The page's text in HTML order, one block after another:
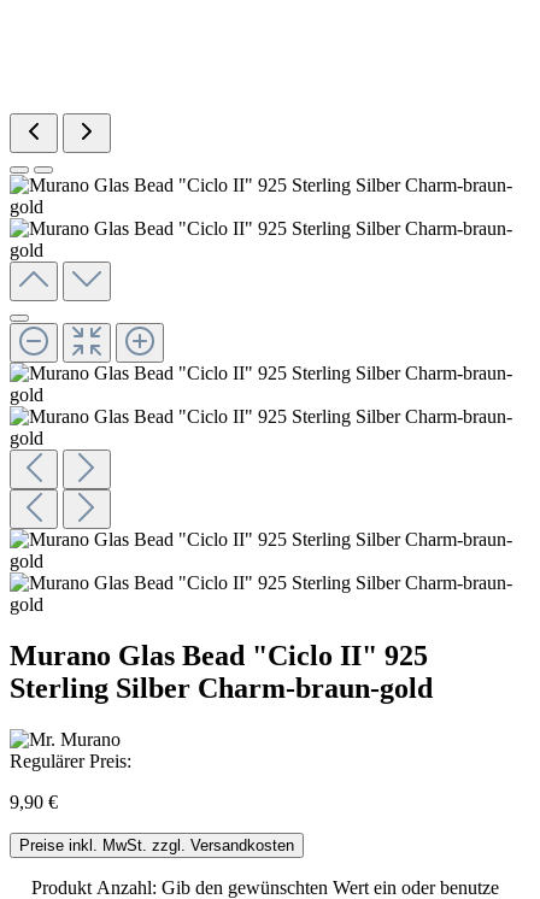
Murano Glas Bead "Ciclo II" 925
Sterling Silber Charm-braun-gold
Regulärer Preis:
9,90 €
Preise inkl. MwSt. zzgl. Versandkosten
Produkt Anzahl: Gib den gewünschten Wert ein oder benutze